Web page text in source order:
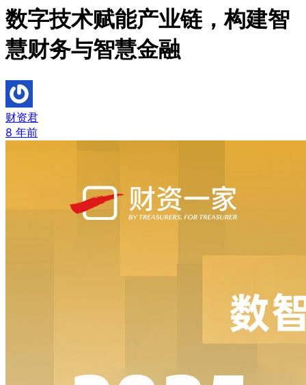
数字技术赋能产业链，构建智
慧财务与智慧金融
财资君
8 年前